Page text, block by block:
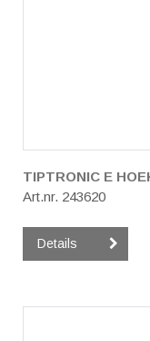
TIPTRONIC E
Art.nr. 243620
Details